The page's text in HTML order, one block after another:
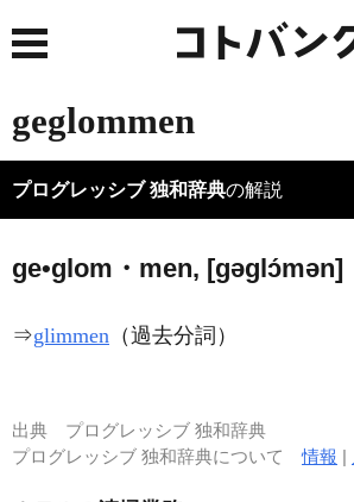
geglommen
プログレッシブ 独和辞典の解説
ge•glom・men, [ɡəɡlɔ́mən]
⇒glimmen （過去分詞）
出典 プログレッシブ 独和辞典
プログレッシブ 独和辞典について情報 |